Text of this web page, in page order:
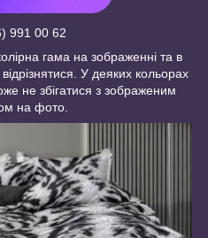
991 00 62
гама на зображенні та в
У деяких кольорах
не збігатися з зображеним
на фото.